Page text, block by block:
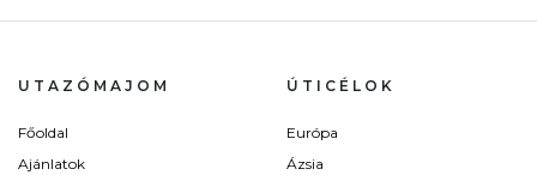
UTAZÓMAJOM
Főoldal
Ajánlatok
ÚTICÉLOK
Európa
Ázsia